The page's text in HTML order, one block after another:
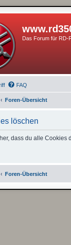
Das Forum für RD-
FAQ
Foren-Übersicht
löschen
dass du alle Cookies
Foren-Übersicht